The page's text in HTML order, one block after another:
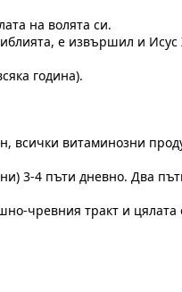
на волята си.
е извършил и
година).
всички витаминозни
3-4 пъти дневно. Два
чревния тракт и